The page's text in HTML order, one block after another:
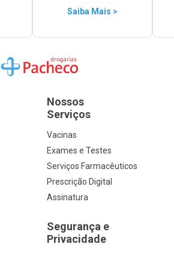
Saiba Mais >
Ir para a Home
Nossos
Serviços
Vacinas
Exames e Testes
Serviços Farmacêuticos
Prescrição Digital
Assinatura
Segurança e
Privacidade